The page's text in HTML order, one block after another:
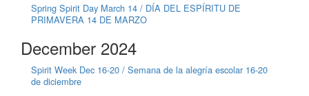
Spring Spirit Day March 14 / DÍA DEL ESPÍRITU DE
PRIMAVERA 14 DE MARZO
December 2024
Spirit Week Dec 16-20 / Semana de la alegría escolar 16-20
de diciembre